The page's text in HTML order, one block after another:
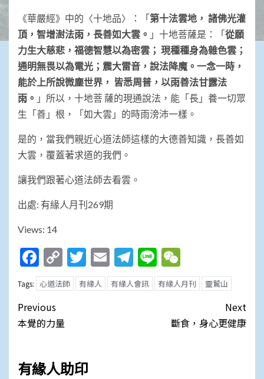
《華嚴經》中的〈十地品〉：「第十法雲地， 諸佛光灌
頂，智增澍法雨，長善如大雲。 」十地菩薩是：「從願
力生大慈悲，福德智慧以為密雲； 現種種身為雜色雲；
通明無畏以為電光；震大雷音，說法降魔。一念一時，
能於上所說微塵世界， 皆悉周普，以雨善法甘露法
雨。 」所以，十地菩 薩的現通說法，能「長」養一切眾
生「善」根，「如大雲」的時雨滂沛一樣。
是的，當我們親近心道法師這樣的大德善知識，長善如
大雲，覆蓋著求道的我們。
讓我們跟著心道法師去看雲。
出處: 有緣人月刊269期
Views: 14
Facebook
Copy
Link
Twitter
EmailTelegram
Line
Tags: 心道法師 有緣人 有緣人會訊 有緣人月刊 靈鷲山
Post
navigation
Previous
本覺的力量
Next
斷食，身心更健康
有緣人助印